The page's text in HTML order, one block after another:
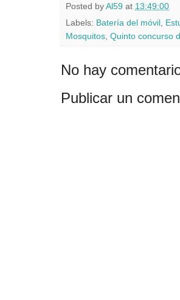
Posted byAl59 at 13:49:00
Labels: Batería del móvil
Mosquitos Quinto concurso
No hay
Publicar un